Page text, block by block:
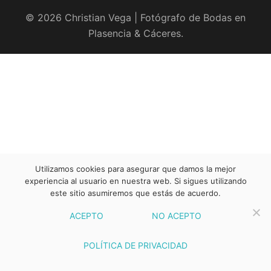
© 2026 Christian Vega | Fotógrafo de Bodas en
Plasencia & Cáceres.
Utilizamos cookies para asegurar que damos la mejor
experiencia al usuario en nuestra web. Si sigues utilizando
este sitio asumiremos que estás de acuerdo.
ACEPTO NO ACEPTO
POLÍTICA DE PRIVACIDAD